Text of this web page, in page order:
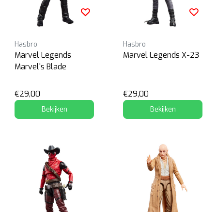
Hasbro
Marvel Legends
Marvel's Blade
€29,00
Bekijken
Hasbro
Marvel Legends X-23
€29,00
Bekijken